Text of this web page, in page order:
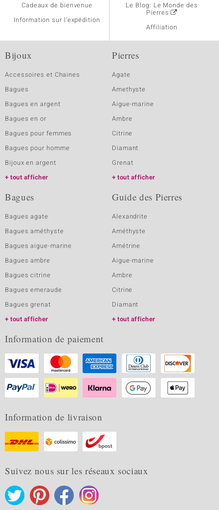
Cadeaux de bienvenue
Information sur l'expédition
Le Blog: Le Monde des
Pierres
Affiliation
Bijoux
Accessoires et Chaines
Bagues
Bagues en argent
Bagues en or
Bagues pour femmes
Bagues pour homme
Bijoux en argent
tout afficher
Pierres
Agate
Amethyste
Aigue-marine
Ambre
Citrine
Diamant
Grenat
tout afficher
Bagues
Bagues agate
Bagues améthyste
Bagues aigue-marine
Bagues ambre
Bagues citrine
Bagues emeraude
Bagues grenat
tout afficher
Guide des Pierres
Alexandrite
Améthyste
Amétrine
Aigue-marine
Ambre
Citrine
Diamant
tout afficher
Information de paiement
Information de livraison
Suivez nous sur les réseaux sociaux